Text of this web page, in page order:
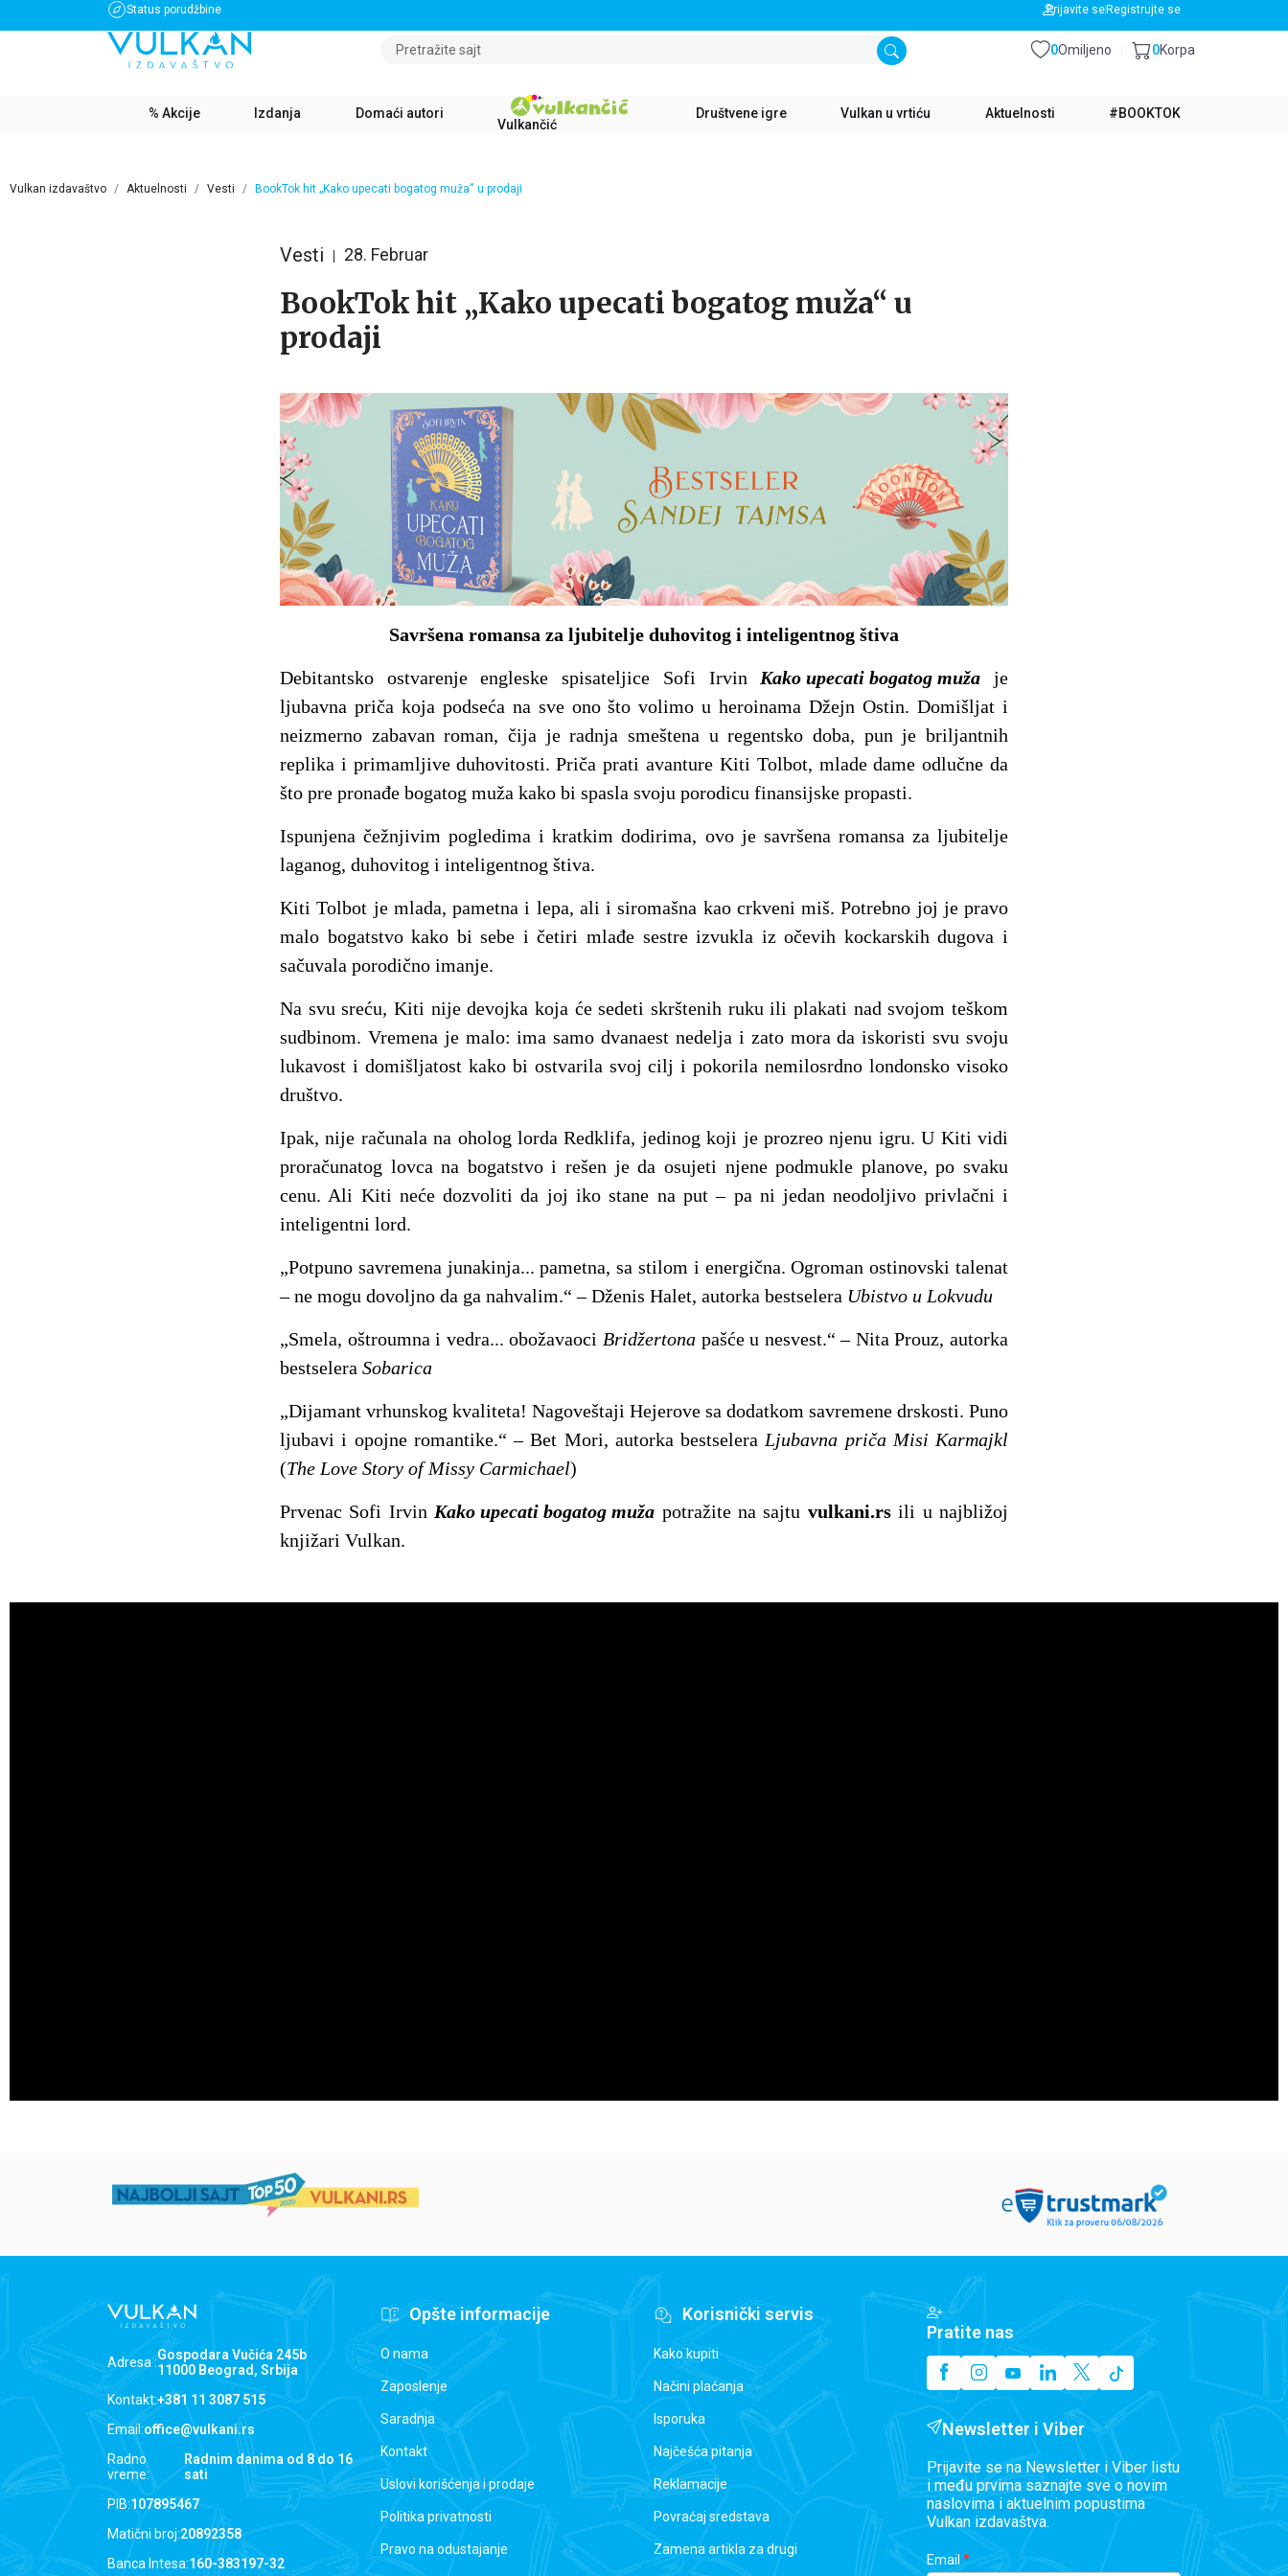
Status porudžbine
BESPLATNA DOSTAVA ZA IZNOS PREKO 3500 RSD BESPLATNA DOSTAVA ZA IZNOS PREKO 3500 RSD
Prijavite se Registrujte se
Pretražite sajt Omiljeno
0 Korpa
0
% Akcije Izdanja Domaći autori
Vulkančić
Društvene igre Vulkan u vrtiću Aktuelnosti #BOOKTOK
Vulkan izdavaštvo Aktuelnosti Vesti BookTok hit „Kako upecati bogatog muža“ u prodaji
Vesti 28. Februar
BookTok hit „Kako upecati bogatog muža“ u
prodaji
Savršena romansa za ljubitelje duhovitog i inteligentnog štiva
Debitantsko ostvarenje engleske spisateljice Sofi IrvinKako upecati bogatog muža je
ljubavna priča koja podseća na sve ono što volimo u heroinama Džejn Ostin. Domišljat i
neizmerno zabavan roman, čija je radnja smeštena u regentsko doba, pun je briljantnih
replika i primamljive duhovitosti. Priča prati avanture Kiti Tolbot, mlade dame odlučne da
što pre pronađe bogatog muža kako bi spasla svoju porodicu finansijske propasti.
Ispunjena čežnjivim pogledima i kratkim dodirima, ovo je savršena romansa za ljubitelje
laganog, duhovitog i inteligentnog štiva.
Kiti Tolbot je mlada, pametna i lepa, ali i siromašna kao crkveni miš. Potrebno joj je pravo
malo bogatstvo kako bi sebe i četiri mlađe sestre izvukla iz očevih kockarskih dugova i
sačuvala porodično imanje.
Na svu sreću, Kiti nije devojka koja će sedeti skrštenih ruku ili plakati nad svojom teškom
sudbinom. Vremena je malo: ima samo dvanaest nedelja i zato mora da iskoristi svu svoju
lukavost i domišljatost kako bi ostvarila svoj cilj i pokorila nemilosrdno londonsko visoko
društvo.
Ipak, nije računala na oholog lorda Redklifa, jedinog koji je prozreo njenu igru. U Kiti vidi
proračunatog lovca na bogatstvo i rešen je da osujeti njene podmukle planove, po svaku
cenu. Ali Kiti neće dozvoliti da joj iko stane na put – pa ni jedan neodoljivo privlačni i
inteligentni lord.
„Potpuno savremena junakinja... pametna, sa stilom i energična. Ogroman ostinovski talenat
– ne mogu dovoljno da ga nahvalim.“ – Dženis Halet, autorka bestselera Ubistvo u Lokvudu
„Smela, oštroumna i vedra... obožavaoci Bridžertonapašće u nesvest.“ – Nita Prouz, autorka
bestselera Sobarica
„Dijamant vrhunskog kvaliteta! Nagoveštaji Hejerove sa dodatkom savremene drskosti. Puno
ljubavi i opojne romantike.“ – Bet Mori, autorka bestseleraLjubavna priča Misi Karmajkl
(The Love Story of Missy Carmichael)
Prvenac Sofi IrvinKako upecati bogatog muža potražite na sajtu vulkani.rsili u najbližoj
knjižari Vulkan.
Adresa :Gospodara Vučića 245b
11000 Beograd, Srbija
Kontakt:+381 11 3087 515
Email:office@vulkani.rs
Radno
vreme:
Radnim danima od 8 do 16
sati
PIB:107895467
Matični broj:20892358
Banca Intesa:160-383197-32
Opšte informacije
O nama
Zaposlenje
Saradnja
Kontakt
Uslovi korišćenja i prodaje
Politika privatnosti
Pravo na odustajanje
Korisnički servis
Kako kupiti
Načini plaćanja
Isporuka
Najčešća pitanja
Reklamacije
Povraćaj sredstava
Zamena artikla za drugi
Pratite nas
Newsletter i Viber
Prijavite se na Newsletter i Viber listu
i među prvima saznajte sve o novim
naslovima i aktuelnim popustima
Vulkan izdavaštva.
Email